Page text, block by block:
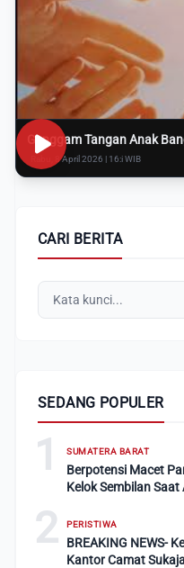
Genggam Tangan Anak
Rabu, 8 April 2026 | 16:i WIB
CARI BERITA
SEDANG POPULER
1 SUMATERA BARAT
Berpotensi Macet
Kelok Sembilan
2 PERISTIWA
BREAKING NEWS-
Kantor Camat